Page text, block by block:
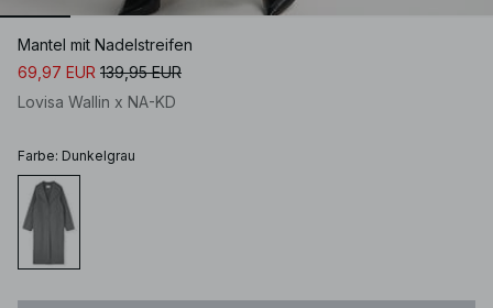
Mantel mit Nadelstreifen
69,97 EUR 139,95 EUR
Lovisa Wallin x NA-KD
Farbe: Dunkelgrau